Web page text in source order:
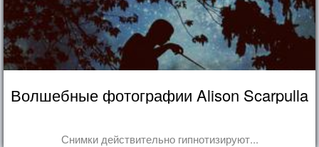
Волшебные фотографии Alison Scarpulla
Снимки действительно гипнотизируют...